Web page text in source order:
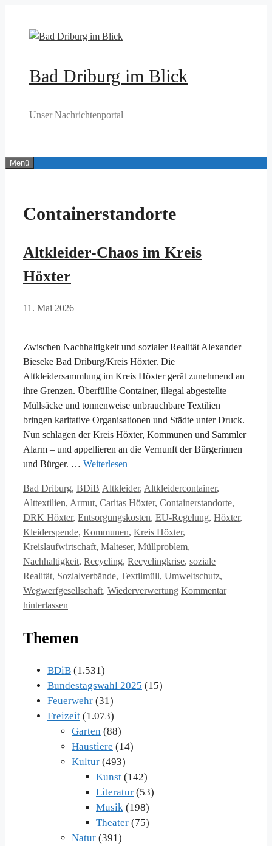
springen
Bad Driburg im Blick
Unser Nachrichtenportal
Menü
Containerstandorte
Altkleider-Chaos im Kreis
Höxter
11. Mai 2026
Zwischen Nachhaltigkeit und sozialer Realität Alexander
Bieseke Bad Driburg/Kreis Höxter. Die
Altkleidersammlung im Kreis Höxter gerät zunehmend an
ihre Grenzen. Überfüllte Container, illegal abgestellte
Müllsäcke und tonnenweise unbrauchbare Textilien
bringen karitative Organisationen und Städte unter Druck.
Nun schlagen der Kreis Höxter, Kommunen und Sammler
Alarm – und appellieren an die Vernunft der Bürgerinnen
und Bürger. … Weiterlesen
Kategorien
Bad Driburg, BDiB Schlagwörter
Altkleider, Altkleidercontainer,
Alttextilien, Armut, Caritas Höxter, Containerstandorte,
DRK Höxter, Entsorgungskosten, EU-Regelung, Höxter,
Kleiderspende, Kommunen, Kreis Höxter,
Kreislaufwirtschaft, Malteser, Müllproblem,
Nachhaltigkeit, Recycling, Recyclingkrise, soziale
Realität, Sozialverbände, Textilmüll, Umweltschutz,
Wegwerfgesellschaft, Wiederverwertung Kommentar
hinterlassen
Themen
BDiB (1.531)
Bundestagswahl 2025 (15)
Feuerwehr (31)
Freizeit (1.073)
Garten (88)
Haustiere (14)
Kultur (493)
Kunst (142)
Literatur (53)
Musik (198)
Theater (75)
Natur (391)